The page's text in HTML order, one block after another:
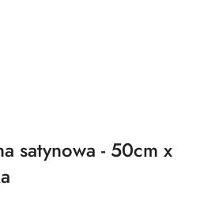
satynowa - 50cm x